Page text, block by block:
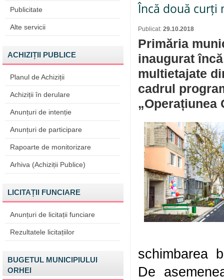
Publicitate
Alte servicii
ACHIZIȚII PUBLICE
Planul de Achiziții
Achiziții în derulare
Anunțuri de intenție
Anunțuri de participare
Rapoarte de monitorizare
Arhiva (Achiziții Publice)
LICITAȚII FUNCIARE
Anunțuri de licitații funciare
Rezultatele licitațiilor
BUGETUL MUNICIPIULUI
ORHEI
Încă două curți
Publicat: 29.10.2018
Primăria
inaugurat
multietajate
cadrul
„Operațiunea
schimbarea
De